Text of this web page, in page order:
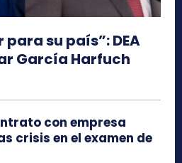
su país”: DEA
García Harfuch
con empresa
crisis en el examen de